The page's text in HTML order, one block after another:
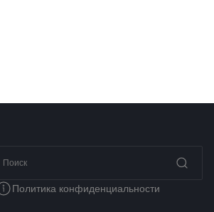
Политика конфиденциальности